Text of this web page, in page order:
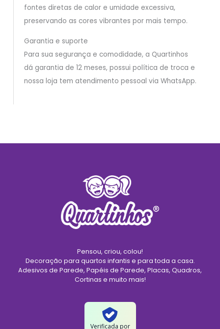
fontes diretas de calor e umidade excessiva,
preservando as cores vibrantes por mais tempo.
Garantia e suporte
Para sua segurança e comodidade, a Quartinhos
dá garantia de 12 meses, possui política de troca e
nossa loja tem atendimento pessoal via WhatsApp.
Pensou, criou, colou!
Decoração para quartos infantis e para toda a casa.
Adesivos de Parede, Papéis de Parede, Placas, Quadros,
Cortinas e muito mais!
Verificada por